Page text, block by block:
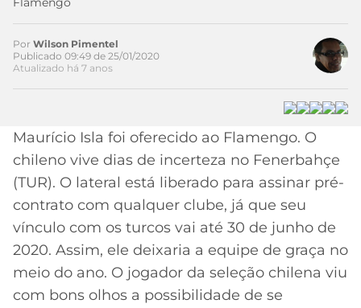
DE
APOSTAS
2026
BETBOOM
CÓDIGO
DE
INDICAÇÃO
BET365
CÓDIGO
BETANO
TIMES
MEU
TIME
PALMEIRAS
CORINTHIANS
SÃO
PAULO
SANTOS
CAMPEONATOS
SÉRIE
LIBERTADORES
COPA
DO
BRASIL
ESPORTIVA
MERCADO
DA
BOLA
PALPITES
Acesse o perfil do autor
no Twitter
Por Wilson Pimentel
Publicado 09:49 de 25/01/2020
Atualizado há 7 anos
Maurício Isla foi oferecido ao Flamengo. O
chileno vive dias de incerteza no Fenerbahçe
(TUR). O lateral está liberado para assinar pré-
contrato com qualquer clube, já que seu
vínculo com os turcos vai até 30 de junho de
2020. Assim, ele deixaria a equipe de graça no
meio do ano. O jogador da seleção chilena viu
com bons olhos a possibilidade de se